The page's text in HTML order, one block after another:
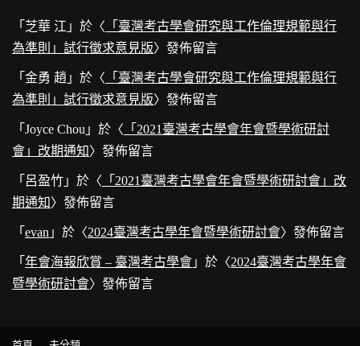
「 芝華 江 」於〈 「臺灣考古學會研究與工作倫理規範與行
為準則」試行徵求意見版〉發佈留言
「 金勇 趙 」於〈 「臺灣考古學會研究與工作倫理規範與行
為準則」試行徵求意見版〉發佈留言
「 Joyce Chou 」於〈 「2021臺灣考古學會年會暨學術研討
會」改期通知〉發佈留言
「 呂盈竹 」於〈 「2021臺灣考古學會年會暨學術研討會」改
期通知〉發佈留言
「 evan 」於〈2024臺灣考古學年會暨學術研討會〉發佈留言
「 年會海報欣賞 – 臺灣考古學會 」於〈2024臺灣考古學年會
暨學術研討會〉發佈留言